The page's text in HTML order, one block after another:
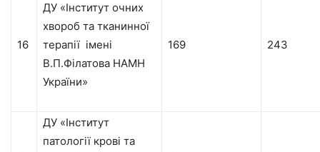
16
ДУ «Інститут очних
хвороб та тканинної
терапії імені
В.П.Філатова НАМН
України»
169 243
ДУ «Інститут
патології крові та